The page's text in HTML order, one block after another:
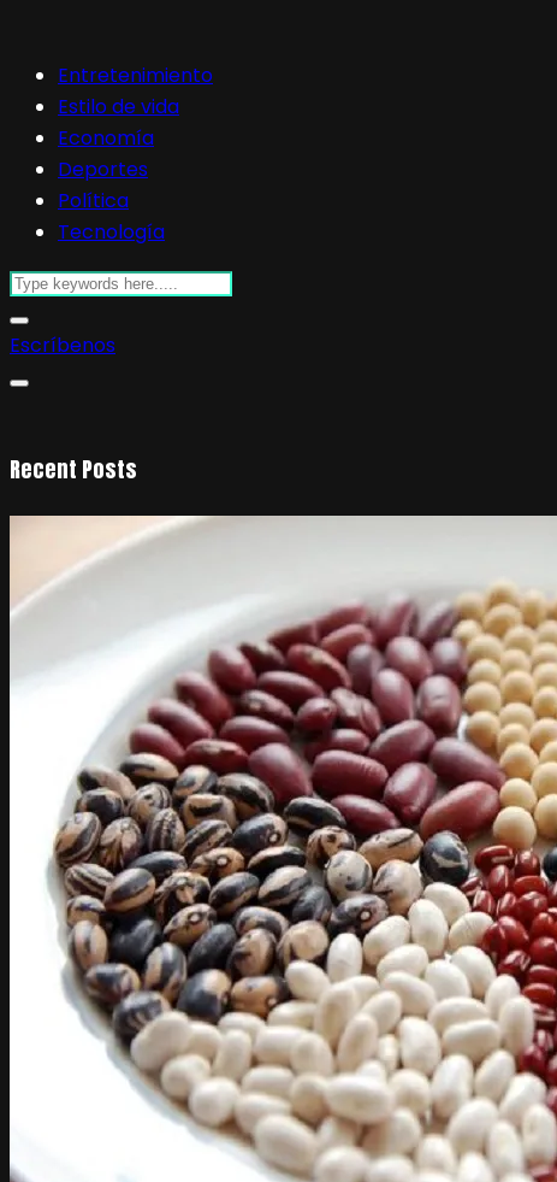
Entretenimiento
Estilo de vida
Economía
Deportes
Política
Tecnología
Escríbenos
Recent Posts